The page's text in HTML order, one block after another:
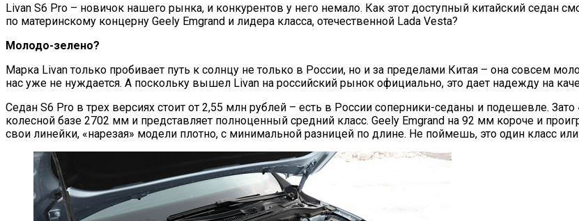
Livan S6 Pro – новичок нашего рынка, и конкурентов у него немало. Как этот доступный китайский седан
по материнскому концерну Geely Emgrand и лидера класса, отечественной Lada Vesta?
Молодо-зелено?
Марка Livan только пробивает путь к солнцу не только в России, но и за пределами Китая – она совсем
нас уже не нуждается. А поскольку вышел Livan на российский рынок официально, это дает надежду на
Седан S6 Pro в трех версиях стоит от 2,55 млн рублей – есть в России соперники-седаны и подешевле.
колесной базе 2702 мм и представляет полноценный средний класс. Geely Emgrand на 92 мм короче и
свои линейки, «нарезая» модели плотно, с минимальной разницей по длине. Не поймешь, это один класс